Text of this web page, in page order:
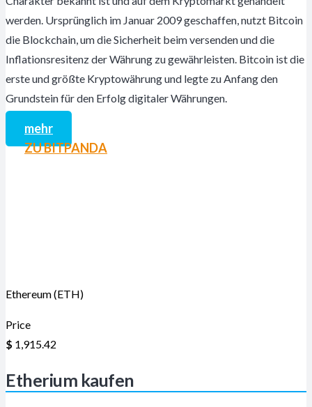
werden. Ursprünglich im Januar 2009 geschaffen, nutzt Bitcoin
die Blockchain, um die Sicherheit beim versenden und die
Inflationsresitenz der Währung zu gewährleisten. Bitcoin ist die
erste und größte Kryptowährung und legte zu Anfang den
Grundstein für den Erfolg digitaler Währungen.
mehr
ZU BITPANDA
Ethereum (ETH)
Price
$ 1,915.42
Etherium kaufen